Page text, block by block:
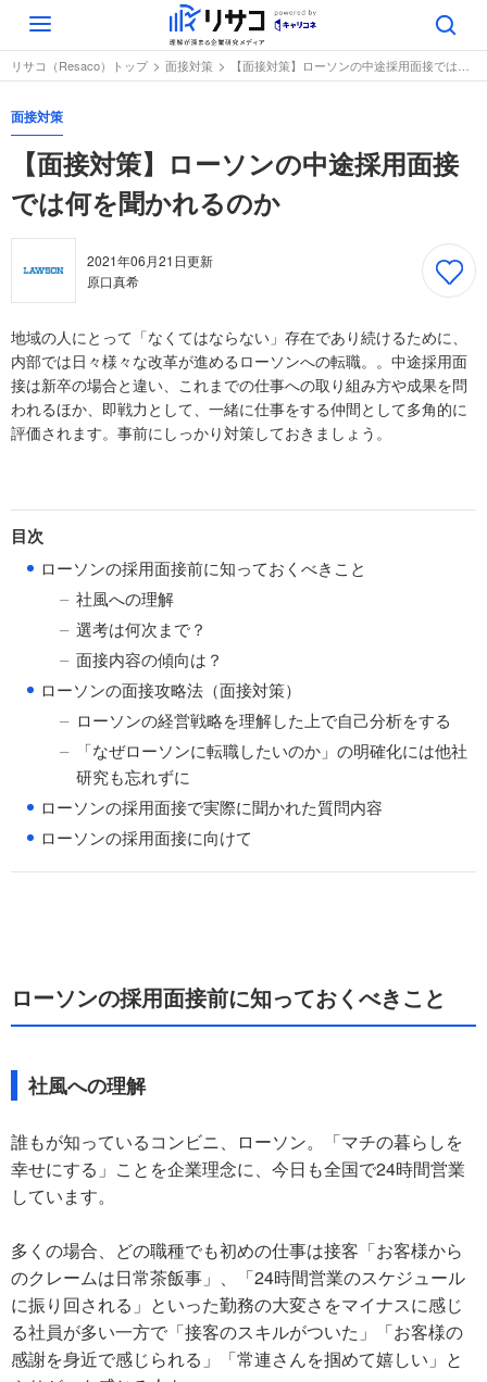
Toggle
navigation
リサコ（Resaco）トップ 面接対策 【面接対策】ローソンの中途採用面接では何を聞かれるのか
面接対策
【面接対策】ローソンの中途採用面接
では何を聞かれるのか
2021年06月21日更新
原口真希
地域の人にとって「なくてはならない」存在であり続けるために、
内部では日々様々な改革が進めるローソンへの転職。。中途採用面
接は新卒の場合と違い、これまでの仕事への取り組み方や成果を問
われるほか、即戦力として、一緒に仕事をする仲間として多角的に
評価されます。事前にしっかり対策しておきましょう。
目次
● ローソンの採用面接前に知っておくべきこと
社風への理解
選考は何次まで？
面接内容の傾向は？
● ローソンの面接攻略法（面接対策）
ローソンの経営戦略を理解した上で自己分析をする
「なぜローソンに転職したいのか」の明確化には他社
研究も忘れずに
● ローソンの採用面接で実際に聞かれた質問内容
● ローソンの採用面接に向けて
ローソンの採用面接前に知っておくべきこと
社風への理解
誰もが知っているコンビニ、ローソン。「マチの暮らしを
幸せにする」ことを企業理念に、今日も全国で24時間営業
しています。
多くの場合、どの職種でも初めの仕事は接客「お客様から
のクレームは日常茶飯事」、「24時間営業のスケジュール
に振り回される」といった勤務の大変さをマイナスに感じ
る社員が多い一方で「接客のスキルがついた」「お客様の
感謝を身近で感じられる」「常連さんを掴めて嬉しい」と